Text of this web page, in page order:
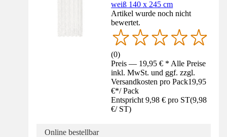
weiß 140 x 245 cm
Artikel wurde noch nicht
bewertet.
(0)
Preis — 19,95 € * Alle Preise
inkl. MwSt. und ggf. zzgl.
Versandkosten pro Pack19,95
€*/ Pack
Entspricht 9,98 € pro ST(9,98
€/ ST)
Online bestellbar